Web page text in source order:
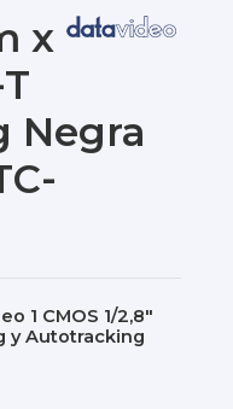
x
Negra
1 CMOS 1/2,8"
y Autotracking